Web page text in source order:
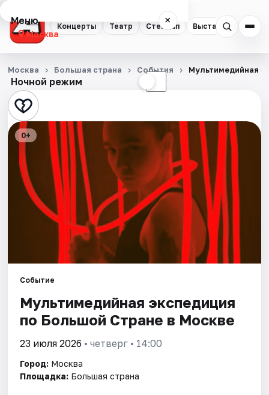
Концерты Театр Стендап Выставки
Меню ×
Москва
Концерты
Театр
Стендап
Выставки
Квесты
Экскурсии
Города
Площадки
Рейтинги
Ночной режим ☾
Москва Большая страна События Мультимедийная
0+
Событие
Мультимедийная экспедиция
по Большой Стране в Москве
23 июля 2026 • четверг • 14:00
Город: Москва
Площадка: Большая страна